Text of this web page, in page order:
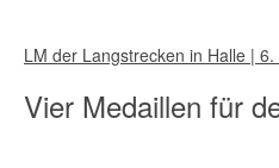
LM der Langstrecken in Halle |
Vier Medaillen für